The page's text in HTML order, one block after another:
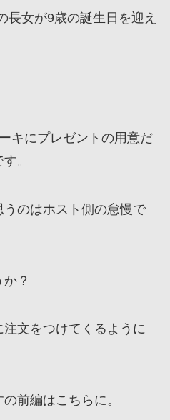
長女が9歳の誕生日を迎え
キにプレゼントの用意だ
。
のはホスト側の怠慢で
？
文をつけてくるように
前編はこちらに。